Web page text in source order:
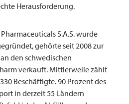
Herausforderung.
S.A.S. wurde
gehörte seit 2008 zur
den schwedischen
verkauft. Mittlerweile zählt
Beschäftigte. 90 Prozent des
in derzeit 55 Ländern